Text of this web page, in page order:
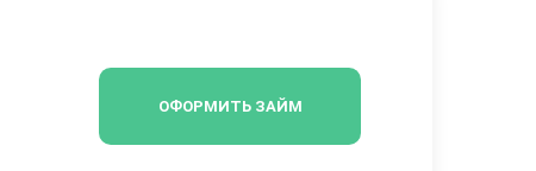
ОФОРМИТЬ ЗАЙМ